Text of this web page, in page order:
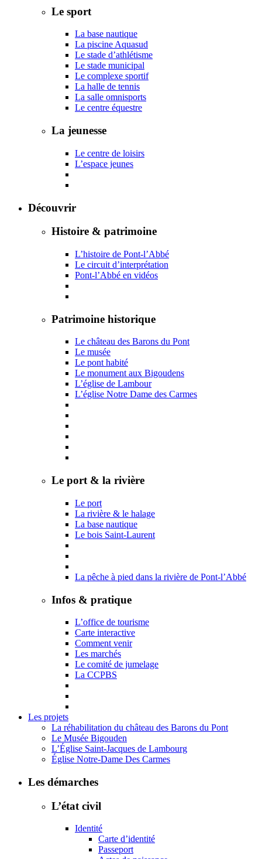
Le sport
La base nautique
La piscine Aquasud
Le stade d’athlétisme
Le stade municipal
Le complexe sportif
La halle de tennis
La salle omnisports
Le centre équestre
La jeunesse
Le centre de loisirs
L’espace jeunes
Découvrir
Histoire & patrimoine
L’histoire de Pont-l’Abbé
Le circuit d’interprétation
Pont-l’Abbé en vidéos
Patrimoine historique
Le château des Barons du Pont
Le musée
Le pont habité
Le monument aux Bigoudens
L’église de Lambour
L’église Notre Dame des Carmes
Le port & la rivière
Le port
La rivière & le halage
La base nautique
Le bois Saint-Laurent
La pêche à pied dans la rivière de Pont-l’Abbé
Infos & pratique
L’office de tourisme
Carte interactive
Comment venir
Les marchés
Le comité de jumelage
La CCPBS
Les projets
La réhabilitation du château des Barons du Pont
Le Musée Bigouden
L’Église Saint-Jacques de Lambourg
Église Notre-Dame Des Carmes
Les démarches
L’état civil
Identité
Carte d’identité
Passeport